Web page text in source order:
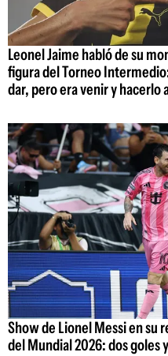
Leonel Jaime habló de su
figura del Torneo
dar, pero era venir y hacerlo
Show de Lionel Messi en su
del Mundial 2026: dos goles